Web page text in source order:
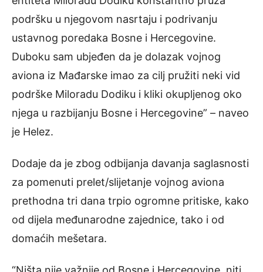
podršku u njegovom nasrtaju i podrivanju
ustavnog poredaka Bosne i Hercegovine.
Duboku sam ubjeđen da je dolazak vojnog
aviona iz Mađarske imao za cilj pružiti neki vid
podrške Miloradu Dodiku i kliki okupljenog oko
njega u razbijanju Bosne i Hercegovine” – naveo
je Helez.
Dodaje da je zbog odbijanja davanja saglasnosti
za pomenuti prelet/slijetanje vojnog aviona
prethodna tri dana trpio ogromne pritiske, kako
od dijela međunarodne zajednice, tako i od
domaćih mešetara.